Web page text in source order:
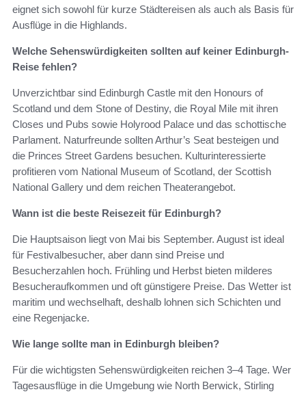
eignet sich sowohl für kurze Städtereisen als auch als Basis für
Ausflüge in die Highlands.
Welche Sehenswürdigkeiten sollten auf keiner Edinburgh-
Reise fehlen?
Unverzichtbar sind Edinburgh Castle mit den Honours of
Scotland und dem Stone of Destiny, die Royal Mile mit ihren
Closes und Pubs sowie Holyrood Palace und das schottische
Parlament. Naturfreunde sollten Arthur’s Seat besteigen und
die Princes Street Gardens besuchen. Kulturinteressierte
profitieren vom National Museum of Scotland, der Scottish
National Gallery und dem reichen Theaterangebot.
Wann ist die beste Reisezeit für Edinburgh?
Die Hauptsaison liegt von Mai bis September. August ist ideal
für Festivalbesucher, aber dann sind Preise und
Besucherzahlen hoch. Frühling und Herbst bieten milderes
Besucheraufkommen und oft günstigere Preise. Das Wetter ist
maritim und wechselhaft, deshalb lohnen sich Schichten und
eine Regenjacke.
Wie lange sollte man in Edinburgh bleiben?
Für die wichtigsten Sehenswürdigkeiten reichen 3–4 Tage. Wer
Tagesausflüge in die Umgebung wie North Berwick, Stirling